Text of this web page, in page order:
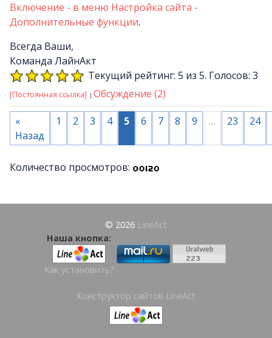
Включение - в меню Настройка сайта -
Дополнительные функции.
Всегда Ваши,
Команда ЛайнАкт
Текущий рейтинг: 5 из 5. Голосов: 3
[Постоянная ссылка] Обсуждение (2)
«
Назад
1 2 3 4 5 6 7 8 9 … 23 24
Количество просмотров:
© 2026 LineAct
Наша кнопка:
Как установить?
Конструктор сайтов LineAct